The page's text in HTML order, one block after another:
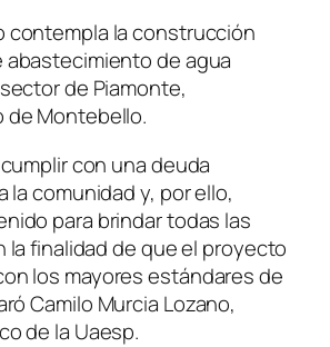
contempla la construcción
de agua
de Piamonte,
Montebello.
con una deuda
la comunidad y, por ello,
para brindar todas las
la finalidad de que el proyecto
los mayores estándares de
Camilo Murcia Lozano,
de la Uaesp.